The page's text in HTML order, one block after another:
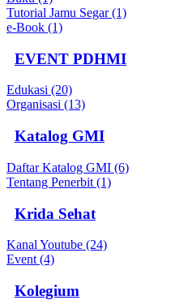
Tutorial Jamu Segar (1)
e-Book (1)
EVENT PDHMI
Edukasi (20)
Organisasi (13)
Katalog GMI
Daftar Katalog GMI (6)
Tentang Penerbit (1)
Krida Sehat
Kanal Youtube (24)
Event (4)
Kolegium